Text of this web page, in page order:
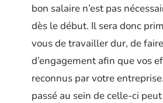
bon salaire n’est pas
dès le début. Il sera donc
vous de travailler dur, de
d’engagement afin que vos
reconnus par votre
passé au sein de celle-ci